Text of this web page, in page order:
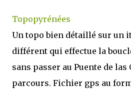
Topopyrénées
Un topo bien détaillé sur un
différent qui effectue la
sans passer au Puente de las
parcours. Fichier gps au